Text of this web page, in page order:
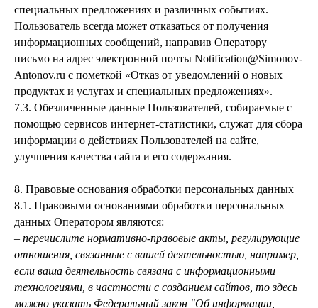
специальных предложениях и различных событиях.
Пользователь всегда может отказаться от получения
информационных сообщений, направив Оператору
письмо на адрес электронной почты Notification@Simonov-
Antonov.ru с пометкой «Отказ от уведомлений о новых
продуктах и услугах и специальных предложениях».
7.3. Обезличенные данные Пользователей, собираемые с
помощью сервисов интернет-статистики, служат для сбора
информации о действиях Пользователей на сайте,
улучшения качества сайта и его содержания.
8. Правовые основания обработки персональных данных
8.1. Правовыми основаниями обработки персональных
данных Оператором являются:
– перечислите нормативно-правовые акты, регулирующие
отношения, связанные с вашей деятельностью, например,
если ваша деятельность связана с информационными
технологиями, в частности с созданием сайтов, то здесь
можно указать Федеральный закон "Об информации,